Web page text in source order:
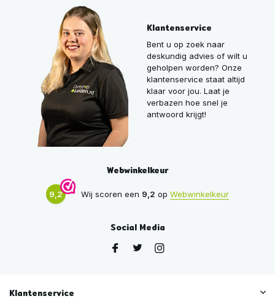
Klantenservice
Bent u op zoek naar
deskundig advies of wilt u
geholpen worden? Onze
klantenservice staat altijd
klaar voor jou. Laat je
verbazen hoe snel je
antwoord krijgt!
Webwinkelkeur
9,2 Wij scoren een 9,2 op Webwinkelkeur
Social Media
Klantenservice